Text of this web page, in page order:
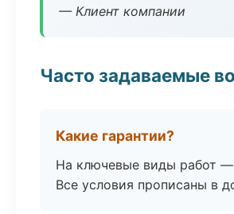
— Клиент компании
Часто задаваемые
Какие гарантии?
На ключевые виды работ —
Все условия прописаны в